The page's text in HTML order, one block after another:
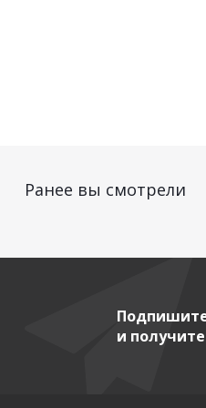
Ранее вы смотрели
и